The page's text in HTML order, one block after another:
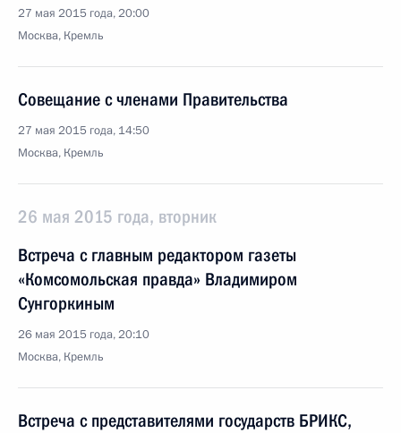
27 мая 2015 года, 20:00
Москва, Кремль
Совещание с членами Правительства
27 мая 2015 года, 14:50
Москва, Кремль
26 мая 2015 года, вторник
Встреча с главным редактором газеты
«Комсомольская правда» Владимиром
Сунгоркиным
26 мая 2015 года, 20:10
Москва, Кремль
Встреча с представителями государств БРИКС,